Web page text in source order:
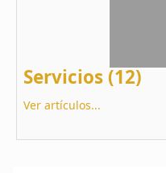
Servicios (12)
Ver artículos...